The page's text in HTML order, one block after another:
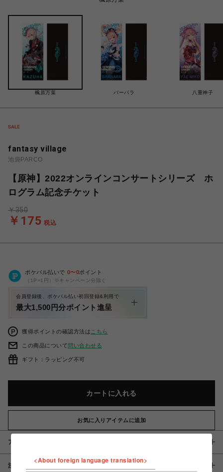
楓原万葉 バーバラ 八重神子
fantasy village
池袋PARCO
【原神】2022オンラインコンサートシリーズ ホ
ログラム記念チケット
￥175 税込
￥350
ポケパル払いで 0〜0ポイント
（1P=1円）※キャンペーン分除く
会員登録後、ポケパル払い初回登録&利用で
最大1,500円分ポイント進呈
獲得ポイントの確認方法は こちら
この商品について問い合わせる
ギフト：ラッピング不可
カートに入れる
お気に入りアイテムに追加
アイテム説明 / 素材
注意事項
<About foreign language translation>